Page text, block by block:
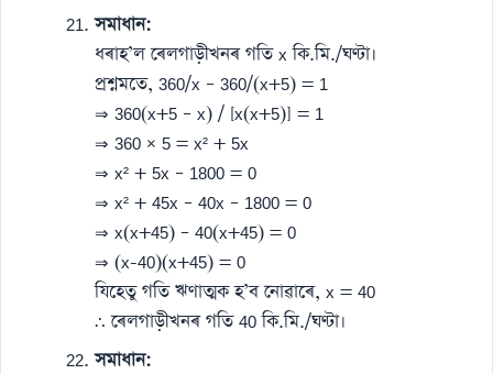
সমাধান:
ধৰাহ’ল ৰেলগাড়ীখনৰ গতি x কি.মি./ঘণ্টা।
প্ৰশ্নমতে, 360/x – 360/(x+5) = 1
⇒ 360(x+5 – x) / [x(x+5)] = 1
⇒ 360 × 5 = x² + 5x
⇒ x² + 5x – 1800 = 0
⇒ x² + 45x – 40x – 1800 = 0
⇒ x(x+45) – 40(x+45) = 0
⇒ (x-40)(x+45) = 0
যিহেতু গতি ঋণাত্মক হ’ব নোৱাৰে, x = 40
∴ ৰেলগাড়ীখনৰ গতি 40 কি.মি./ঘণ্টা।
সমাধান: